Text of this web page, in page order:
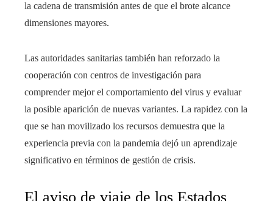
la cadena de transmisión antes de que el brote alcance
dimensiones mayores.
Las autoridades sanitarias también han reforzado la
cooperación con centros de investigación para
comprender mejor el comportamiento del virus y evaluar
la posible aparición de nuevas variantes. La rapidez con la
que se han movilizado los recursos demuestra que la
experiencia previa con la pandemia dejó un aprendizaje
significativo en términos de gestión de crisis.
El aviso de viaje de los Estados